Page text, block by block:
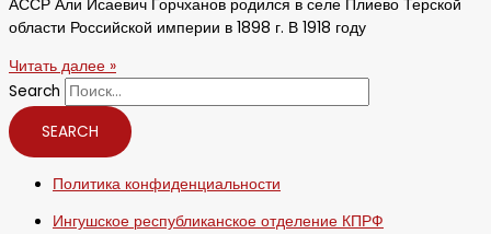
АССР Али Исаевич Горчханов родился в селе Плиево Терской
области Российской империи в 1898 г. В 1918 году
Читать далее »
Search
SEARCH
Политика конфиденциальности
Ингушское республиканское отделение КПРФ